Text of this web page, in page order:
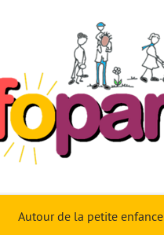
Autour de la petite enfance